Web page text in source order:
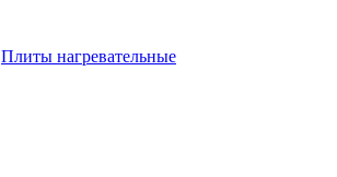
Плиты нагревательные